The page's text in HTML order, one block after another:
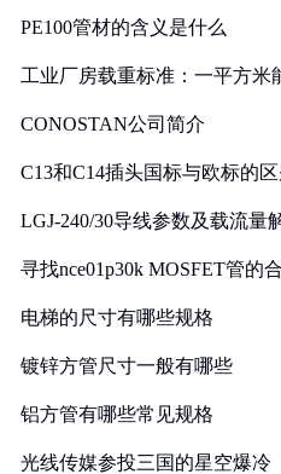
PE100管材的含义是什么
工业厂房载重标准：一平方米
CONOSTAN公司简介
C13和C14插头国标与欧标的
LGJ-240/30导线参数及载流量
寻找nce01p30k MOSFET管的
电梯的尺寸有哪些规格
镀锌方管尺寸一般有哪些
铝方管有哪些常见规格
光线传媒参投三国的星空爆冷